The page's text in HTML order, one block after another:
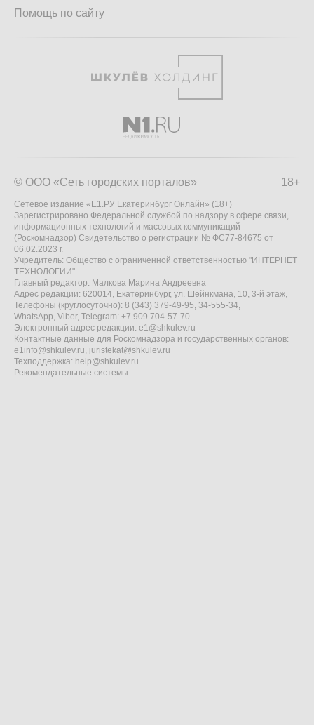
Помощь по сайту
18+
© ООО «Сеть городских порталов»
Сетевое издание «Е1.РУ Екатеринбург Онлайн» (18+)
Зарегистрировано Федеральной службой по надзору в сфере связи,
информационных технологий и массовых коммуникаций
(Роскомнадзор) Свидетельство о регистрации № ФС77-84675 от
06.02.2023 г.
Учредитель: Общество с ограниченной ответственностью "ИНТЕРНЕТ
ТЕХНОЛОГИИ"
Главный редактор: Малкова Марина Андреевна
Адрес редакции: 620014, Екатеринбург, ул. Шейнкмана, 10, 3-й этаж,
Телефоны (круглосуточно): 8 (343) 379-49-95, 34-555-34,
WhatsApp, Viber, Telegram: +7 909 704-57-70
Электронный адрес редакции: e1@shkulev.ru
Контактные данные для Роскомнадзора и государственных органов:
e1info@shkulev.ru, juristekat@shkulev.ru
Техподдержка: help@shkulev.ru
Рекомендательные системы